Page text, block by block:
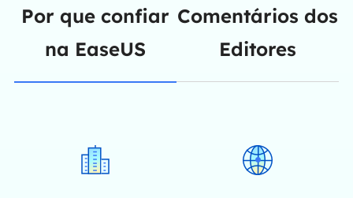
Por que confiar
na EaseUS
Comentários dos
Editores